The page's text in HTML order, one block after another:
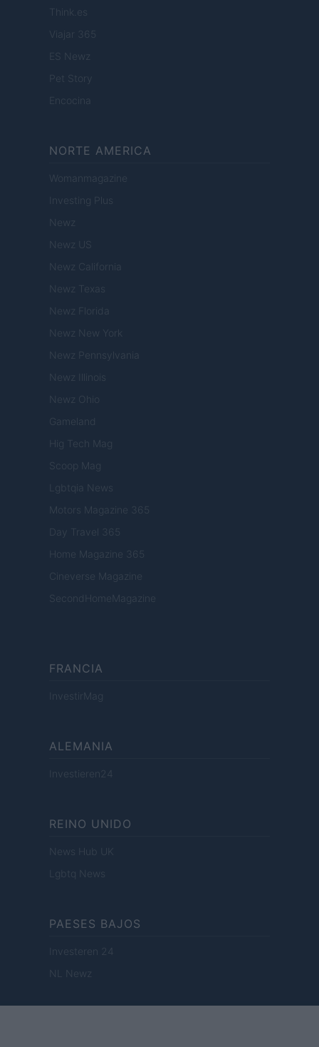
Think.es
Viajar 365
ES Newz
Pet Story
Encocina
NORTE AMERICA
Womanmagazine
Investing Plus
Newz
Newz US
Newz California
Newz Texas
Newz Florida
Newz New York
Newz Pennsylvania
Newz Illinois
Newz Ohio
Gameland
Hig Tech Mag
Scoop Mag
Lgbtqia News
Motors Magazine 365
Day Travel 365
Home Magazine 365
Cineverse Magazine
SecondHomeMagazine
FRANCIA
InvestirMag
ALEMANIA
Investieren24
REINO UNIDO
News Hub UK
Lgbtq News
PAESES BAJOS
Investeren 24
NL Newz